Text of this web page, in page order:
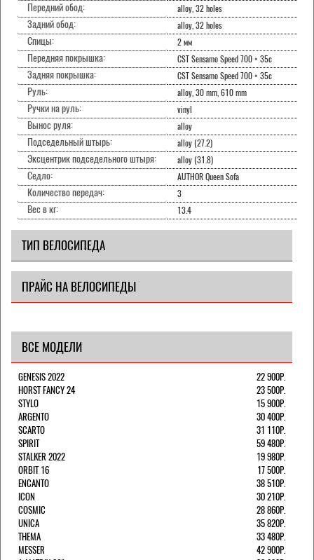
Передний обод: alloy, 32 holes
Задний обод: alloy, 32 holes
Спицы: 2 мм
Передняя покрышка: CST Sensamo Speed 700 × 35c
Задняя покрышка: CST Sensamo Speed 700 × 35c
Руль: alloy, 30 mm, 610 mm
Ручки на руль: vinyl
Вынос руля: alloy
Подседельный штырь: alloy (27.2)
Эксцентрик подседельного штыря: alloy (31.8)
Седло: AUTHOR Queen Sofa
Количество передач: 3
Вес в кг: 13.4
ТИП ВЕЛОСИПЕДА
ПРАЙС НА ВЕЛОСИПЕДЫ
ВСЕ МОДЕЛИ
GENESIS 2022
22 900Р.
HORST FANCY 24
23 500Р.
STYLO
15 900Р.
ARGENTO
30 400Р.
SCARTO
31 110Р.
SPIRIT
59 480Р.
STALKER 2022
19 980Р.
ORBIT 16
17 500Р.
ENCANTO
38 510Р.
ICON
30 210Р.
COSMIC
28 860Р.
UNICA
35 820Р.
THEMA
33 480Р.
MESSER
42 900Р.